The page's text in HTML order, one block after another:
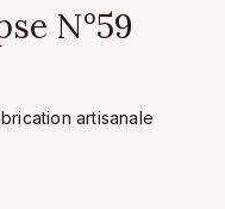
N°59
artisanale